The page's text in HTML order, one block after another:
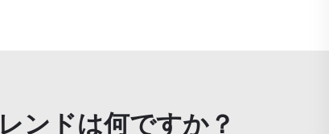
ンドは何ですか？